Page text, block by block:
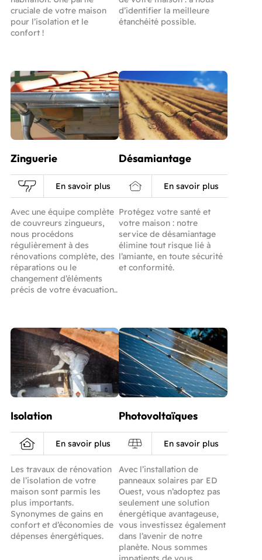
cruciale de votre maison
pour l’isolation et le
confort !
Désamiantage
En savoir plus
Protégez votre santé et
votre maison : notre
service de désamiantage
élimine tout risque lié à
l’amiante, en toute sécurité
et conformité.
d’identifier la meilleure
étanchéité possible.
Isolation
En savoir plus
Les travaux de rénovation
de l’isolation de votre
maison sont parmis les
plus importants.
Synonymes de gains en
confort et d’économies de
dépenses énergétiques.
Photovoltaïques
En savoir plus
Avec l’installation de
panneaux solaires par ED
Ouest, vous n’adoptez pas
seulement une solution
énergétique avantageuse,
vous investissez également
dans l’avenir de notre
planète. Nous sommes
Zinguerie
En savoir plus
Avec une équipe complète
de couvreurs zingueurs,
nous procédons
régulièrement à des
rénovations complète, des
réparations ou le
changement d’éléments
précis de votre évacuation..